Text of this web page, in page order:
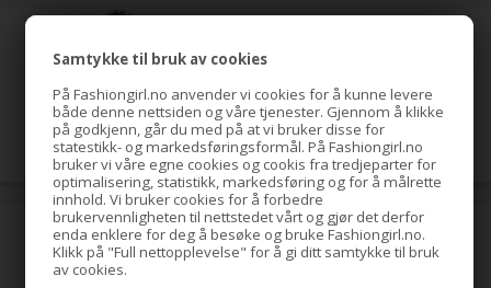
Samtykke til bruk av cookies
På Fashiongirl.no anvender vi cookies for å kunne levere
både denne nettsiden og våre tjenester. Gjennom å klikke
på godkjenn, går du med på at vi bruker disse for
statestikk- og markedsføringsformål. På Fashiongirl.no
bruker vi våre egne cookies og cookis fra tredjeparter for
optimalisering, statistikk, markedsføring og for å målrette
innhold. Vi bruker cookies for å forbedre
brukervennligheten til nettstedet vårt og gjør det derfor
enda enklere for deg å besøke og bruke Fashiongirl.no.
Klikk på "Full nettopplevelse" for å gi ditt samtykke til bruk
av cookies.
gull
79,00 NOK
hestehale-spiral med strass,
sølv